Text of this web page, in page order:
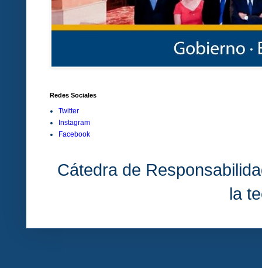
Redes Sociales
Twitter
Instagram
Facebook
Cátedra de
la